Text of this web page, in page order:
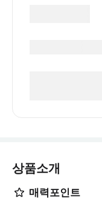
상품소개
매력포인트